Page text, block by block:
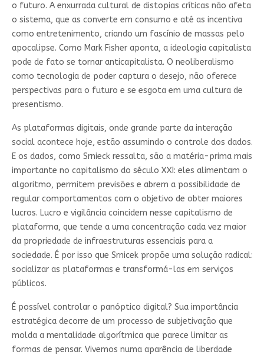
o futuro. A enxurrada cultural de distopias críticas não afeta
o sistema, que as converte em consumo e até as incentiva
como entretenimento, criando um fascínio de massas pelo
apocalipse. Como Mark Fisher aponta, a ideologia capitalista
pode de fato se tornar anticapitalista. O neoliberalismo
como tecnologia de poder captura o desejo, não oferece
perspectivas para o futuro e se esgota em uma cultura de
presentismo.
As plataformas digitais, onde grande parte da interação
social acontece hoje, estão assumindo o controle dos dados.
E os dados, como Srnieck ressalta, são a matéria-prima mais
importante no capitalismo do século XXI: eles alimentam o
algoritmo, permitem previsões e abrem a possibilidade de
regular comportamentos com o objetivo de obter maiores
lucros. Lucro e vigilância coincidem nesse capitalismo de
plataforma, que tende a uma concentração cada vez maior
da propriedade de infraestruturas essenciais para a
sociedade. É por isso que Srnicek propõe uma solução radical:
socializar as plataformas e transformá-las em serviços
públicos.
É possível controlar o panóptico digital? Sua importância
estratégica decorre de um processo de subjetivação que
molda a mentalidade algorítmica que parece limitar as
formas de pensar. Vivemos numa aparência de liberdade